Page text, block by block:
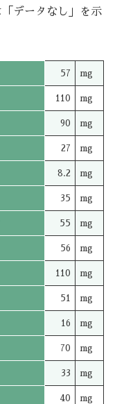
データなし」を示
57 mg
110 mg
90 mg
27 mg
8.2 mg
35 mg
55 mg
56 mg
110 mg
51 mg
16 mg
70 mg
33 mg
40 mg